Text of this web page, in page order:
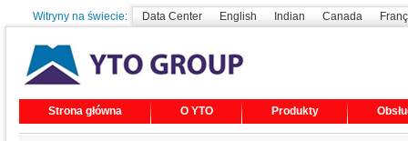
Witryny na świecie: Data Center English Indian Canada
Strona główna O YTO Produkty